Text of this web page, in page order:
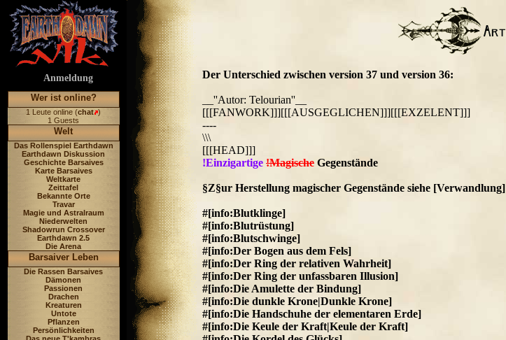
Anmeldung
Wer ist online?
1 Leute online (chat )
1 Guests
Welt
Das Rollenspiel Earthdawn
Earthdawn Diskussion
Geschichte Barsaives
Karte Barsaives
Weltkarte
Zeittafel
Bekannte Orte
Travar
Magie und Astralraum
Niederwelten
Shadowrun Crossover
Earthdawn 2.5
Die Arena
Barsaiver Leben
Die Rassen Barsaives
Dämonen
Passionen
Drachen
Kreaturen
Untote
Pflanzen
Persönlichkeiten
Der Unterschied zwischen version 37 und version 36:
__''Autor: Telourian''__
[[[FANWORK]]][[[AUSGEGLICHEN]]][[[EXZELENT]]]
----
\\\
[[[HEAD]]]
!Einzigartige !Magische Gegenstände
§Z§ur Herstellung magischer Gegenstände siehe [Verwandlung]
#[info:Blutklinge]
#[info:Blutrüstung]
#[info:Blutschwinge]
#[info:Der Bogen aus dem Fels]
#[info:Der Ring der relativen Wahrheit]
#[info:Der Ring der unfassbaren Illusion]
#[info:Die Amulette der Bindung]
#[info:Die dunkle Krone|Dunkle Krone]
#[info:Die Handschuhe der elementaren Erde]
#[info:Die Keule der Kraft|Keule der Kraft]